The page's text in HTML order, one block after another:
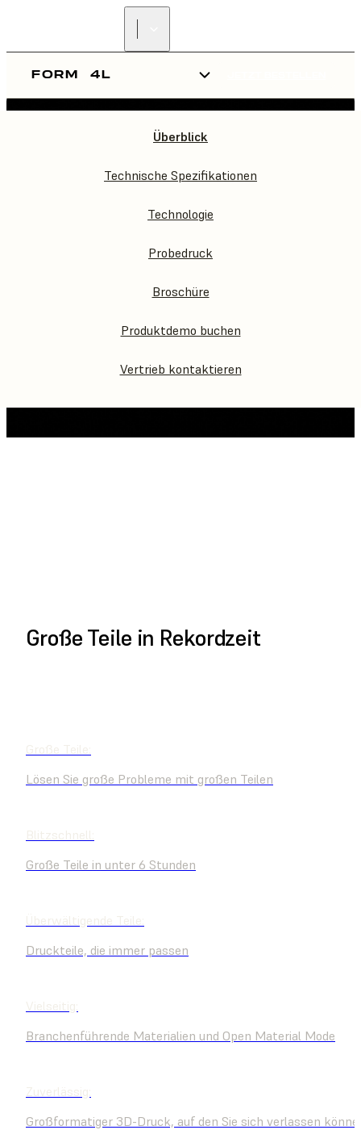
FORM 4L
Überblick
Technische Spezifikationen
Technologie
Probedruck
Broschüre
Produktdemo buchen
Vertrieb kontaktieren
Große Teile in Rekordzeit
Große Teile:
Lösen Sie große Probleme mit großen Teilen
Blitzschnell:
Große Teile in unter 6 Stunden
Überwältigende Teile:
Druckteile, die immer passen
Vielseitig:
Branchenführende Materialien und Open Material Mode
Zuverlässig:
Großformatiger 3D-Druck, auf den Sie sich verlassen
4L